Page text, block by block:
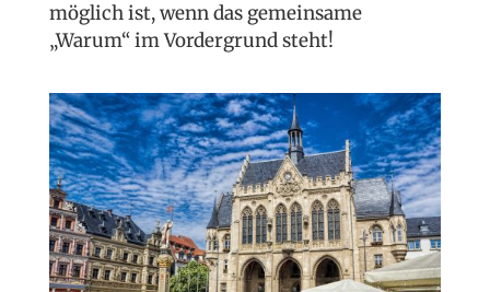
möglich ist, wenn das gemeinsame
„Warum“ im Vordergrund steht!